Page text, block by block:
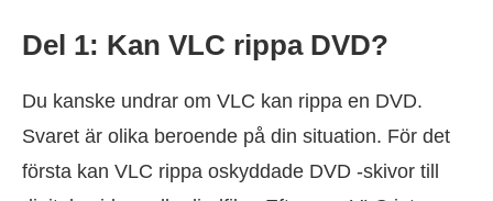
Del 1: Kan VLC rippa DVD?
Du kanske undrar om VLC kan rippa en DVD.
Svaret är olika beroende på din situation. För det
första kan VLC rippa oskyddade DVD -skivor till